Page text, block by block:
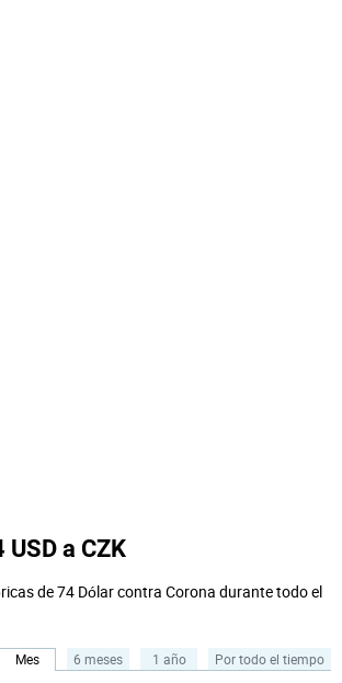
a CZK
de 74 Dólar contra Corona durante todo el
Mes 6 meses 1 año Por todo el tiempo